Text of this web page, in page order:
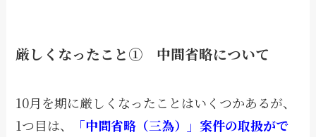
厳しくなったこと① 中間省略について
10月を期に厳しくなったことはいくつかあるが、
1つ目は、
「中間省略（三為）」案件の取扱がで